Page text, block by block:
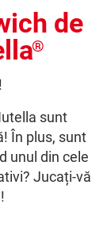
de
®
sunt
În plus, sunt
unul din cele
Jucați-vă